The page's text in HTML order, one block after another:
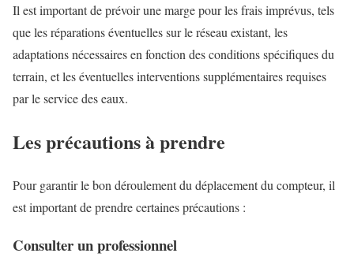
Il est important de prévoir une marge pour les frais imprévus, tels
que les réparations éventuelles sur le réseau existant, les
adaptations nécessaires en fonction des conditions spécifiques du
terrain, et les éventuelles interventions supplémentaires requises
par le service des eaux.
Les précautions à prendre
Pour garantir le bon déroulement du déplacement du compteur, il
est important de prendre certaines précautions :
Consulter un professionnel